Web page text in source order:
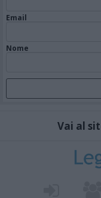
Email
Nome
Vai al